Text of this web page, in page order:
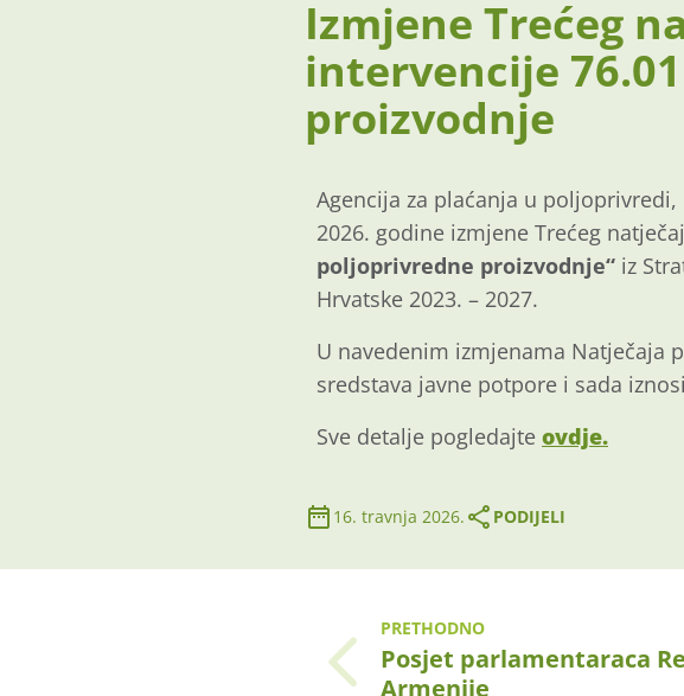
Izmjene Trećeg
intervencije
proizvodnje
Agencija za plaćanja u
2026. godine izmjene Trećeg
poljoprivredne proizvodnje“ iz
Hrvatske 2023. – 2027.
U navedenim izmjenama Natječaja
sredstava javne potpore i sada
Sve detalje pogledajte ovdje.
16. travnja 2026. PODIJELI
PRETHODNO
Posjet parlamentaraca
Armenije